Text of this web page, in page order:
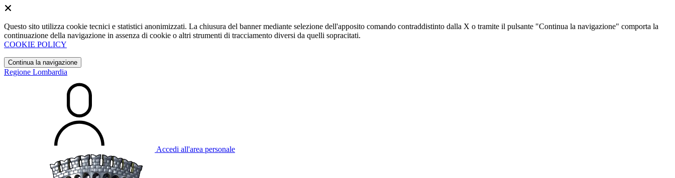
Questo sito utilizza cookie tecnici e statistici anonimizzati. La chiusura del banner mediante selezione dell'apposito comando contraddistinto dalla X o tramite il pulsante "Continua la navigazione" comporta la
continuazione della navigazione in assenza di cookie o altri strumenti di tracciamento diversi da quelli sopracitati.
COOKIE POLICY
Continua la navigazione
Regione Lombardia
Accedi all'area personale